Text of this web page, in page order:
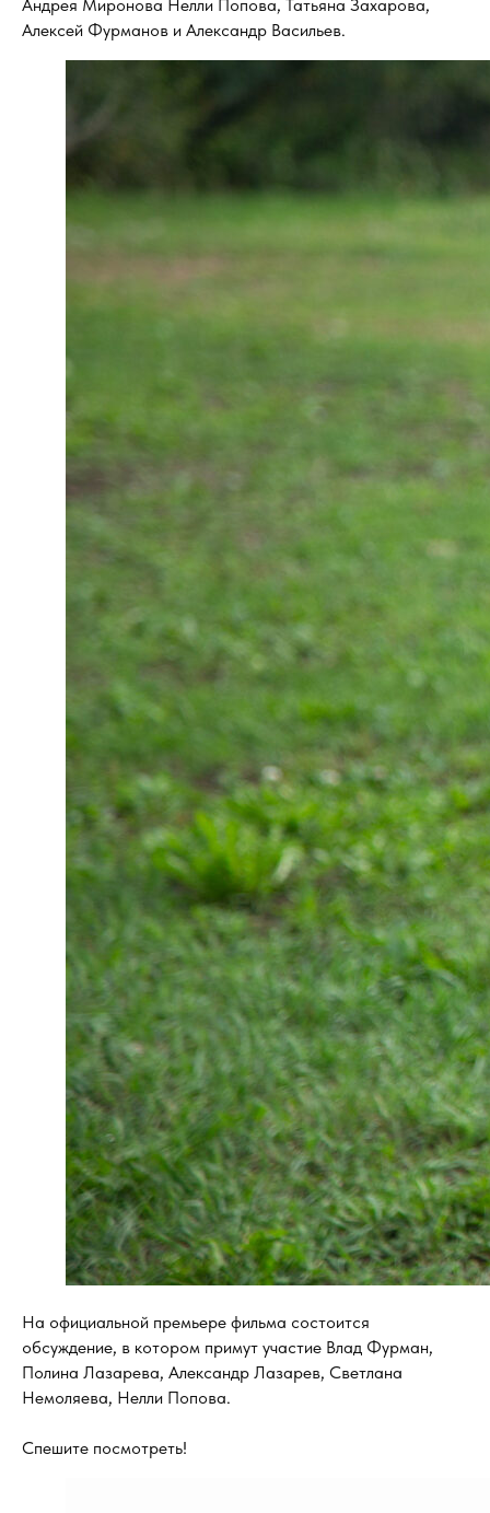
Андрея Миронова Нелли Попова, Татьяна Захарова,
Алексей Фурманов и Александр Васильев.
На официальной премьере фильма состоится
обсуждение, в котором примут участие Влад Фурман,
Полина Лазарева, Александр Лазарев, Светлана
Немоляева, Нелли Попова.
Спешите посмотреть!